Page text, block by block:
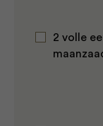
2 volle